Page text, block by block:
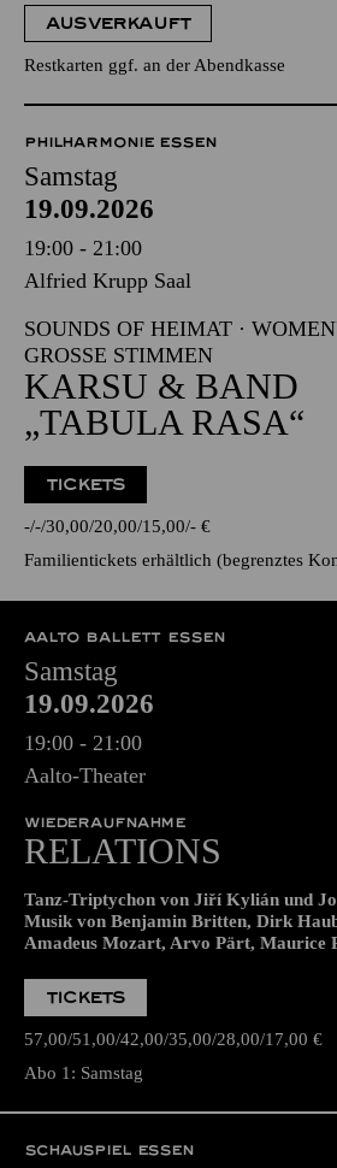
AUSVERKAUFT
Restkarten ggf. an der Abendkasse
PHILHARMONIE ESSEN
Samstag
19.09.2026
19:00 - 21:00
Alfried Krupp Saal
SOUNDS OF HEIMAT ·
GROSSE STIMMEN
KARSU & BAND
„TABULA RASA“
TICKETS
- - 30,00 20,00 15,00 - €
Familientickets erhältlich (begrenztes
AALTO BALLETT ESSEN
Samstag
19.09.2026
19:00 - 21:00
Aalto-Theater
WIEDERAUFNAHME
RELATIONS
Tanz-Triptychon von Jiří Kylián und
Musik von Benjamin Britten, Dirk
Amadeus Mozart, Arvo Pärt, Maurice
TICKETS
57,00 51,00 42,00 35,00 28,00 17,00 €
Abo 1: Samstag
SCHAUSPIEL ESSEN